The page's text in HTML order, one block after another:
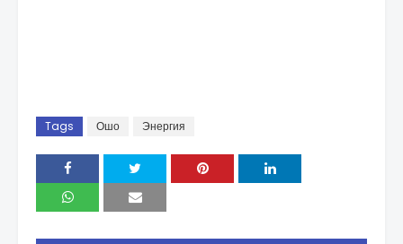
Tags Ошо Энергия